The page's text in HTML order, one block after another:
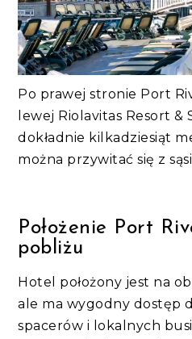
Po prawej stronie Port
lewej Riolavitas Resort &
dokładnie kilkadziesiąt
można przywitać się z
Położenie Port
pobliżu
Hotel położony jest na
ale ma wygodny dostęp
spacerów i lokalnych